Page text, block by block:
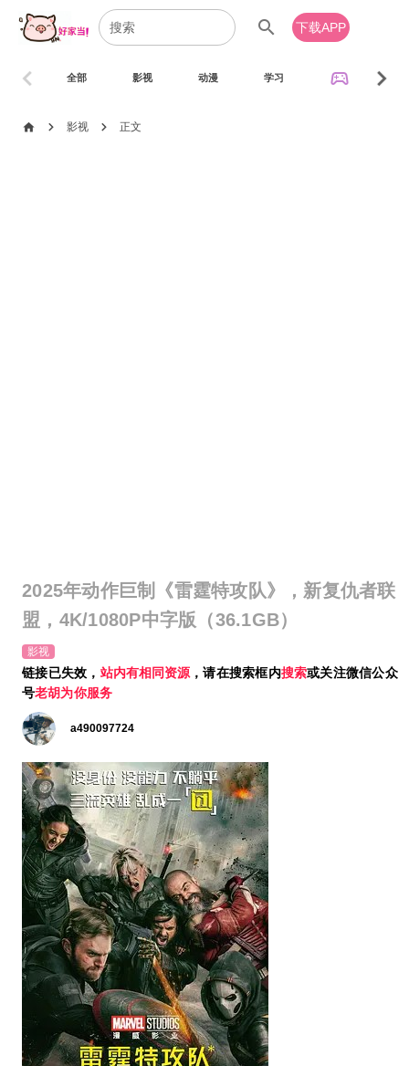
search 下载APP
全部 影视 动漫 学习 sports_esports
chevron_left chevron_right
home chevron_right 影视 chevron_right 正文
2025年动作巨制《雷霆特攻队》，新复仇者联
盟，4K/1080P中字版（36.1GB）
影视
链接已失效， 站内有相同资源 ，请在搜索框内搜索或关注微信公众
号老胡为你服务
a490097724